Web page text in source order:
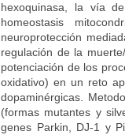
hexoquinasa, la vía
homeostasis
neuroprotección
regulación de la
potenciación de los
oxidativo) en un reto
dopaminérgicas.
(formas mutantes y
genes Parkin, DJ-1 y